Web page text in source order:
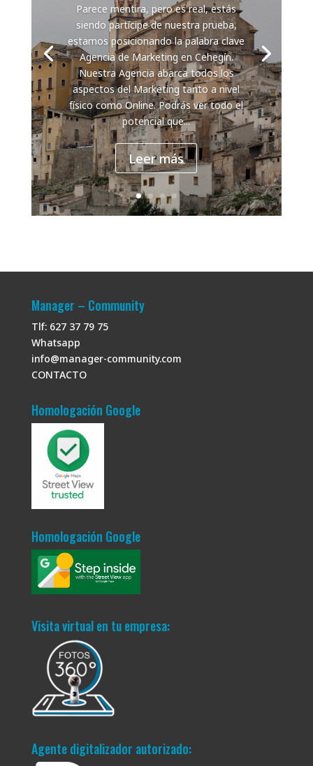
Parece mentira, pero es real, estás
siendo partícipe de nuestra prueba,
estamos posicionando la palabra clave
Agencia de Marketing en Cehegín.
Nuestra Agencia abarca todos los
aspectos del Marketing tanto a nivel
físico como Online. Podrás ver todo el
potencial que...
Leer más
Manager – Community
Tlf: 627 37 79 75
Whatsapp
info@manager-community.com
CONTACTO
Homologación Google
Homologación Google
Visita virtual en tu empresa:
Agente digitalizador autorizado: